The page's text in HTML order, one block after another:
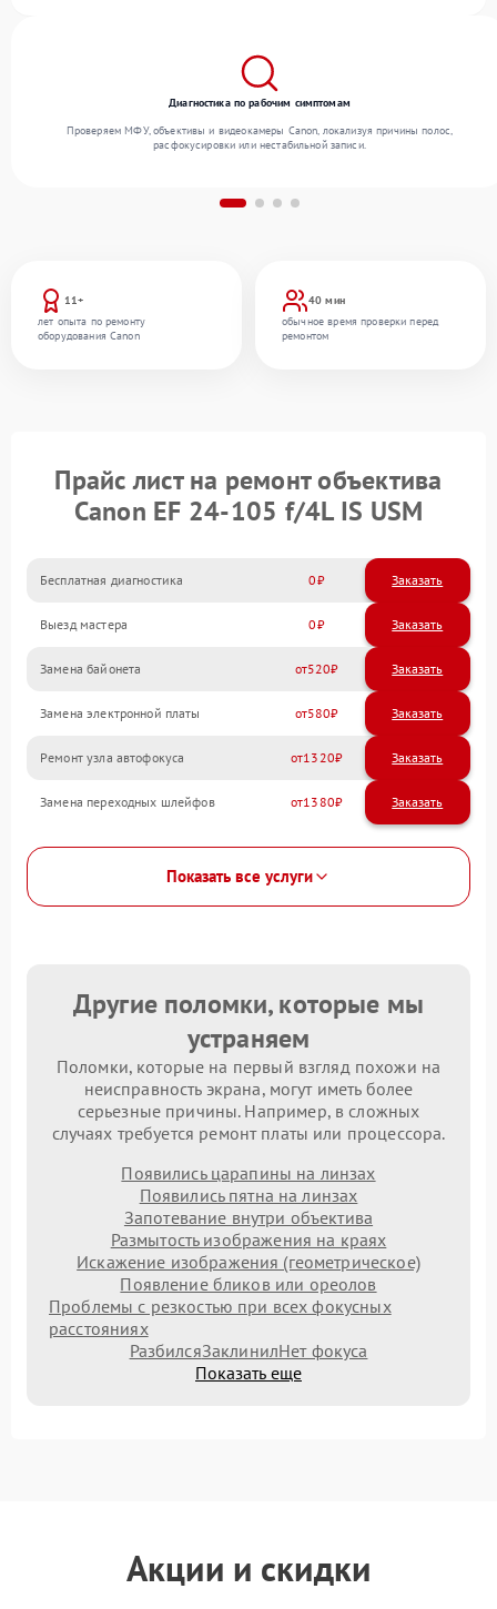
11+
лет опыта по ремонту
оборудования Canon
40 мин
обычное время проверки перед
ремонтом
Диагностика по рабочим симптомам
Проверяем МФУ, объективы и видеокамеры Canon, локализуя причины полос,
расфокусировки или нестабильной записи.
Прайс лист на ремонт объектива
Canon EF 24-105 f/4L IS USM
Бесплатная диагностика 0 Заказать
Выезд мастера 0 Заказать
Замена байонета 520
Замена электронной платы 580
Ремонт узла автофокуса 1320
Замена переходных шлейфов 1380
Показать все услуги
Другие поломки, которые мы
устраняем
Поломки, которые на первый взгляд похожи на
неисправность экрана, могут иметь более
серьезные причины. Например, в сложных
случаях требуется ремонт платы или процессора.
Появились царапины на линзах
Появились пятна на линзах
Запотевание внутри объектива
Размытость изображения на краях
Искажение изображения (геометрическое)
Появление бликов или ореолов
Проблемы с резкостью при всех фокусных
расстояниях
РазбилсяЗаклинилНет фокуса
Показать еще
Акции и скидки